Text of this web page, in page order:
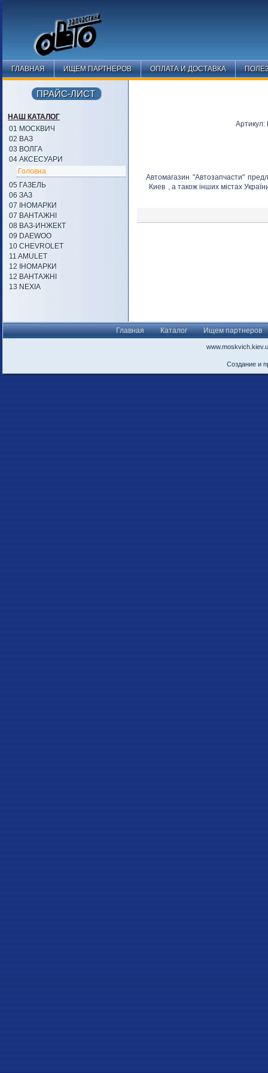
ГЛАВНАЯ ИЩЕМ ПАРТНЕРОВ ОПЛАТА И ДОСТАВКА
Автомагазин "Автозапчасти"
Киев , а також інших містах
ПРАЙС-ЛИСТ
НАШ КАТАЛОГ
01 МОСКВИЧ
02 ВАЗ
03 ВОЛГА
04 АКСЕСУАРИ
Головна
05 ГАЗЕЛЬ
06 ЗАЗ
07 ІНОМАРКИ
07 ВАНТАЖНІ
08 ВАЗ-ИНЖЕКТ
09 DAEWOO
10 CHEVROLET
11 AMULET
12 ІНОМАРКИ
12 ВАНТАЖНІ
13 NEXIA
Главная Каталог Ищем партнеров
Создание и